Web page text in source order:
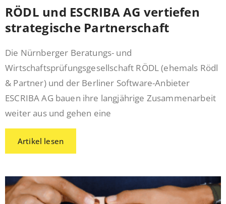
RÖDL und ESCRIBA AG vertiefen
strategische Partnerschaft
Die Nürnberger Beratungs- und
Wirtschaftsprüfungsgesellschaft RÖDL (ehemals Rödl
& Partner) und der Berliner Software-Anbieter
ESCRIBA AG bauen ihre langjährige Zusammenarbeit
weiter aus und gehen eine
Artikel lesen